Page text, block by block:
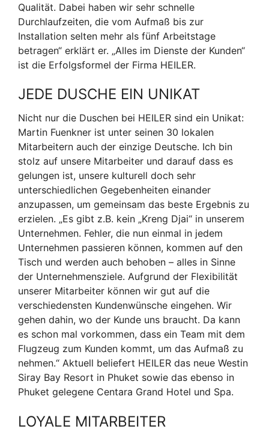
Qualität. Dabei haben wir sehr schnelle
Durchlaufzeiten, die vom Aufmaß bis zur
Installation selten mehr als fünf Arbeitstage
betragen“ erklärt er. „Alles im Dienste der Kunden“
ist die Erfolgsformel der Firma HEILER.
JEDE DUSCHE EIN UNIKAT
Nicht nur die Duschen bei HEILER sind ein Unikat:
Martin Fuenkner ist unter seinen 30 lokalen
Mitarbeitern auch der einzige Deutsche. Ich bin
stolz auf unsere Mitarbeiter und darauf dass es
gelungen ist, unsere kulturell doch sehr
unterschiedlichen Gegebenheiten einander
anzupassen, um gemeinsam das beste Ergebnis zu
erzielen. „Es gibt z.B. kein „Kreng Djai“ in unserem
Unternehmen. Fehler, die nun einmal in jedem
Unternehmen passieren können, kommen auf den
Tisch und werden auch behoben – alles in Sinne
der Unternehmensziele. Aufgrund der Flexibilität
unserer Mitarbeiter können wir gut auf die
verschiedensten Kundenwünsche eingehen. Wir
gehen dahin, wo der Kunde uns braucht. Da kann
es schon mal vorkommen, dass ein Team mit dem
Flugzeug zum Kunden kommt, um das Aufmaß zu
nehmen.“ Aktuell beliefert HEILER das neue Westin
Siray Bay Resort in Phuket sowie das ebenso in
Phuket gelegene Centara Grand Hotel und Spa.
LOYALE MITARBEITER